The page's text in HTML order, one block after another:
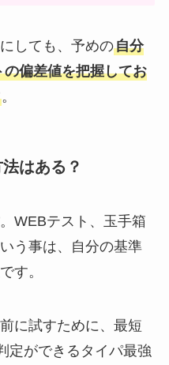
しても、予めの自分
偏差値を把握してお
。
はある？
。WEBテスト、玉手箱
う事は、自分の基準
す。
に試すために、最短
定ができるタイパ最強